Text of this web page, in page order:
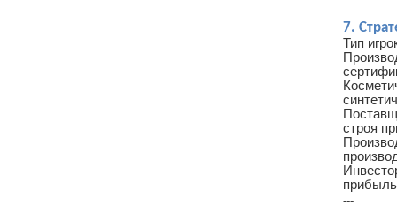
7.
Тип
строя
---